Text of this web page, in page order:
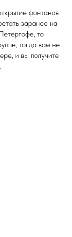
фонтанов
заранее на
то
тогда вам не
и вы получите